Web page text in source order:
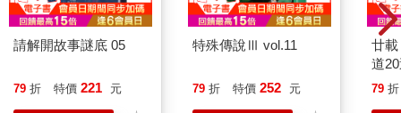
請解開故事謎底 05
79 折 特價 221 元
特殊傳說Ⅲ vol.11
79 折 特價 252 元
廿
道
79 折